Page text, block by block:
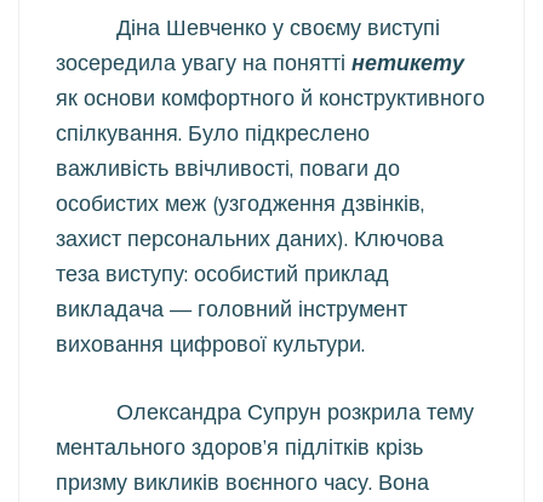
Діна Шевченко у своєму виступі
зосередила увагу на понятті нетикету
як основи комфортного й конструктивного
спілкування. Було підкреслено
важливість ввічливості, поваги до
особистих меж (узгодження дзвінків,
захист персональних даних). Ключова
теза виступу: особистий приклад
викладача — головний інструмент
виховання цифрової культури.
Олександра Супрун розкрила тему
ментального здоров’я підлітків крізь
призму викликів воєнного часу. Вона